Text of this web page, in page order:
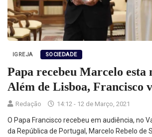
IGREJA SOCIEDADE
Papa recebeu Marcelo esta
Além de Lisboa, Francisco
Redação 14:12 - 12 de Março, 2021
O Papa Francisco recebeu em audiência, no
da República de Portugal, Marcelo Rebelo de